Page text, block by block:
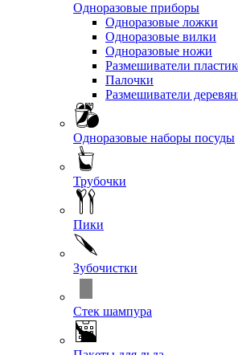
Одноразовые приборы
Одноразовые ложки
Одноразовые вилки
Одноразовые ножи
Размешиватели
Палочки
Размешиватели
Одноразовые наборы посуды
Трубочки
Пики
Зубочистки
Стек шампура